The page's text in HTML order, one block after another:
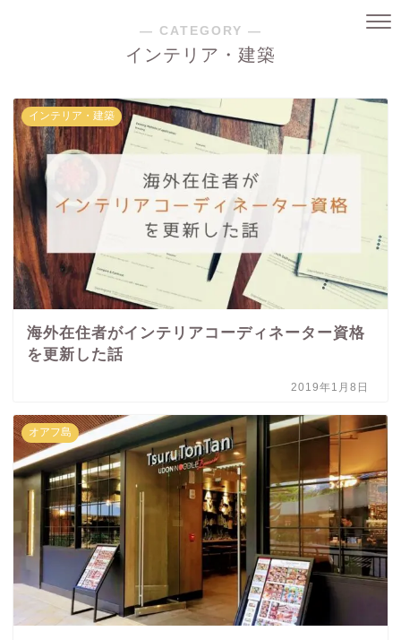
― CATEGORY ―
インテリア・建築
インテリア・建築
海外在住者がインテリアコーディネーター資格
を更新した話
2019年1月8日
オアフ島